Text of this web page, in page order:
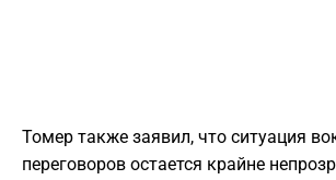
Томер также заявил, что ситуация
переговоров остается крайне